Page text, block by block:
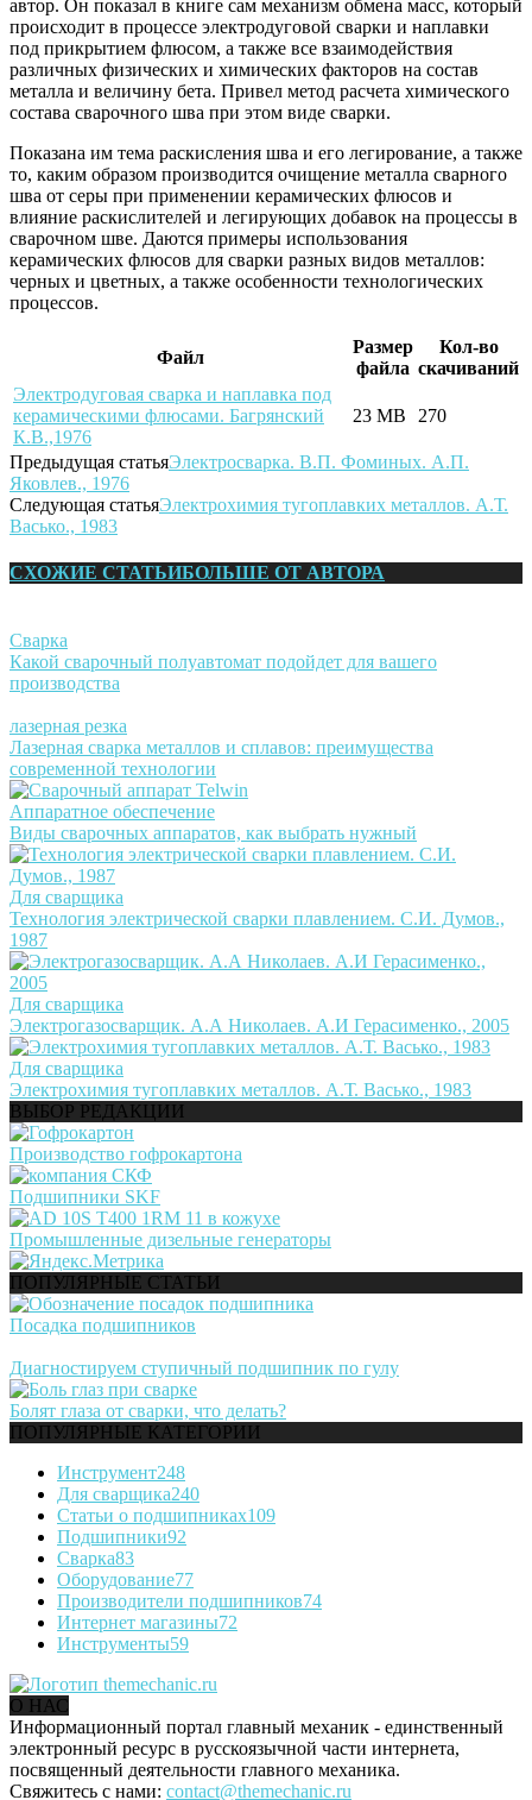
автор. Он показал в книге сам механизм обмена масс, который
происходит в процессе электродуговой сварки и наплавки
под прикрытием флюсом, а также все взаимодействия
различных физических и химических факторов на состав
металла и величину бета. Привел метод расчета химического
состава сварочного шва при этом виде сварки.
Показана им тема раскисления шва и его легирование, а также
то, каким образом производится очищение металла сварного
шва от серы при применении керамических флюсов и
влияние раскислителей и легирующих добавок на процессы в
сварочном шве. Даются примеры использования
керамических флюсов для сварки разных видов металлов:
черных и цветных, а также особенности технологических
процессов.
Файл
Размер
файла
Кол-во
скачиваний
Электродуговая сварка и наплавка под
керамическими флюсами. Багрянский
К.В.,1976
23 MB 270
Предыдущая статьяЭлектросварка. В.П. Фоминых. А.П.
Яковлев., 1976
Следующая статьяЭлектрохимия тугоплавких металлов. А.Т.
Васько., 1983
СХОЖИЕ СТАТЬИБОЛЬШЕ ОТ АВТОРА
Сварка
Какой сварочный полуавтомат подойдет для вашего
производства
лазерная резка
Лазерная сварка металлов и сплавов: преимущества
современной технологии
Аппаратное обеспечение
Виды сварочных аппаратов, как выбрать нужный
Для сварщика
Технология электрической сварки плавлением. С.И. Думов.,
1987
Для сварщика
Электрогазосварщик. А.А Николаев. А.И Герасименко., 2005
Для сварщика
Электрохимия тугоплавких металлов. А.Т. Васько., 1983
ВЫБОР РЕДАКЦИИ
Производство гофрокартона
Подшипники SKF
Промышленные дизельные генераторы
ПОПУЛЯРНЫЕ СТАТЬИ
Посадка подшипников
Диагностируем ступичный подшипник по гулу
Болят глаза от сварки, что делать?
ПОПУЛЯРНЫЕ КАТЕГОРИИ
Инструмент248
Для сварщика240
Статьи о подшипниках109
Подшипники92
Сварка83
Оборудование77
Производители подшипников74
Интернет магазины72
Инструменты59
О НАС
Информационный портал главный механик - единственный
электронный ресурс в русскоязычной части интернета,
посвященный деятельности главного механика.
Свяжитесь с нами: contact@themechanic.ru